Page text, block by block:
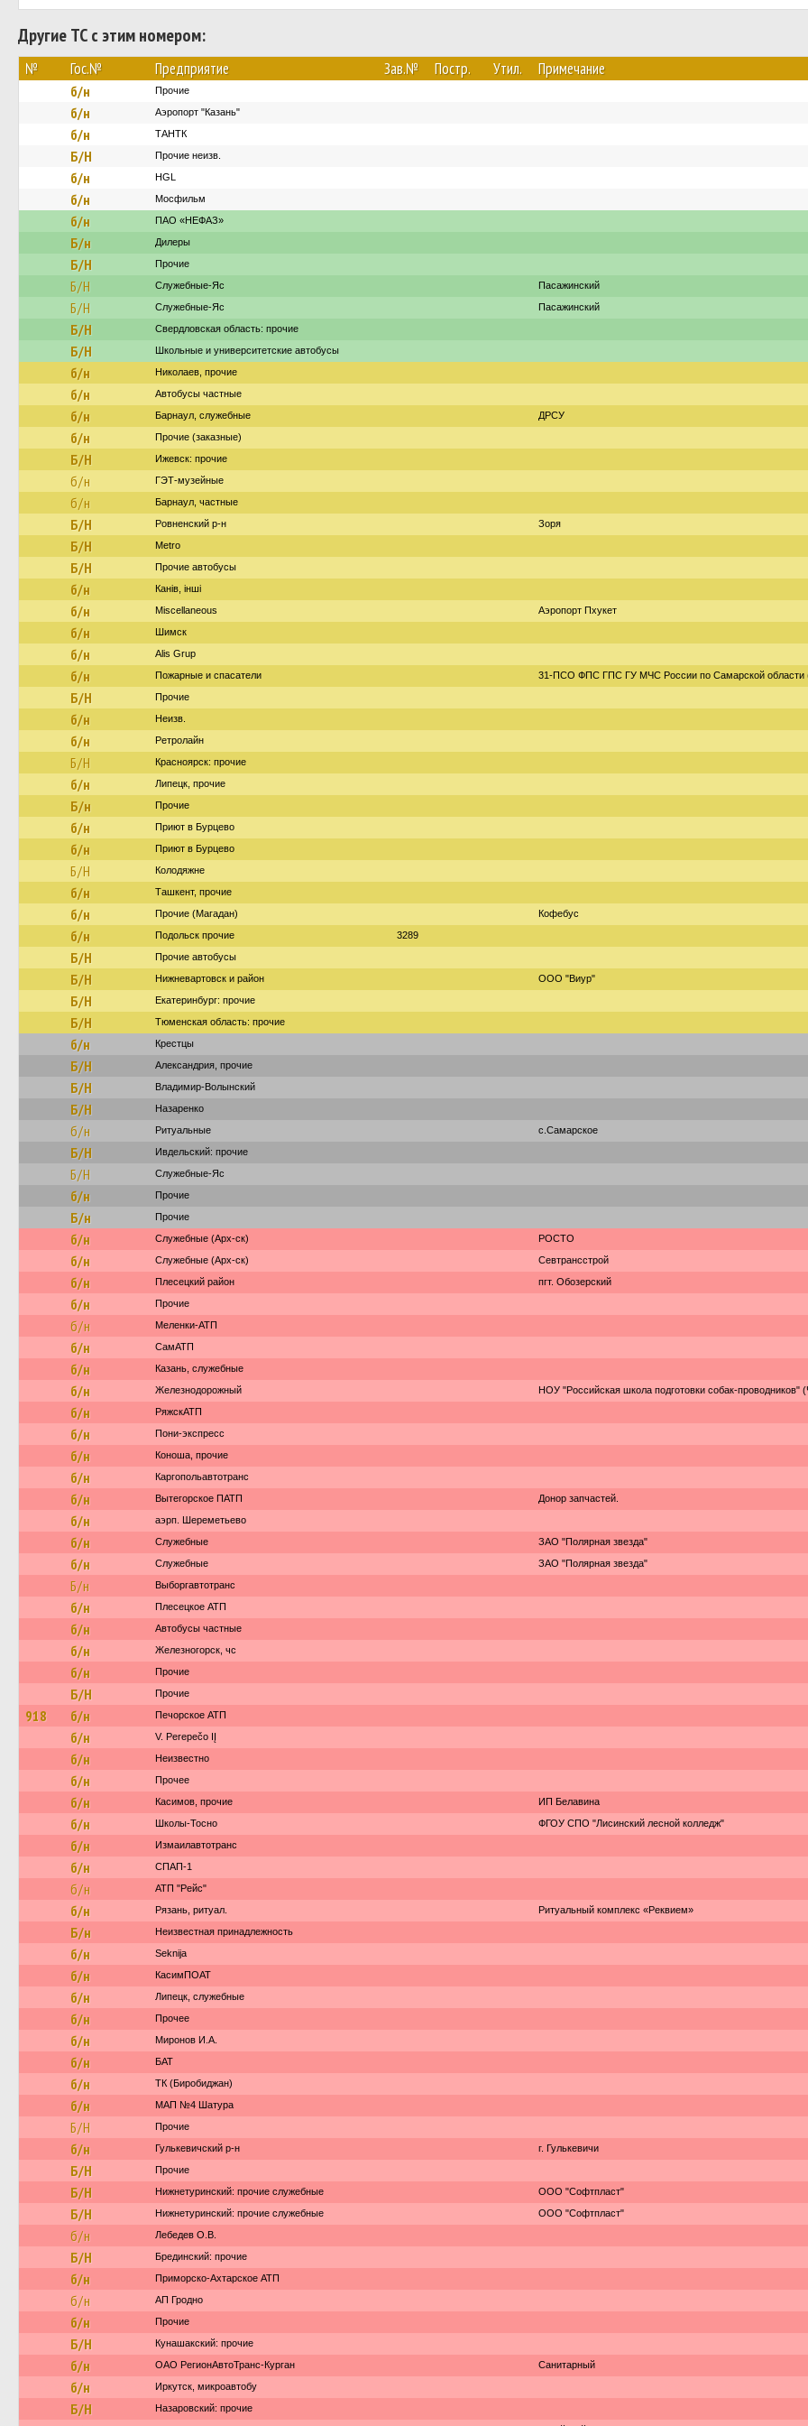
Другие ТС с этим номером:
№ Гос.№ Предприятие Зав.№ Постр. Утил. Примечание
б/н Прочие
б/н Аэропорт "Казань"
б/н ТАНТК
Б/Н Прочие неизв.
б/н HGL
б/н Мосфильм
б/н ПАО «НЕФАЗ»
Б/н Дилеры
Б/Н Прочие
Б/Н Служебные-Яс Пасажинский
Б/Н Служебные-Яс Пасажинский
Б/Н Свердловская область: прочие
Б/Н Школьные и университетские автобусы
б/н Николаев, прочие
б/н Автобусы частные
б/н Барнаул, служебные ДРСУ
б/н Прочие (заказные)
Б/Н Ижевск: прочие
б/н ГЭТ-музейные
б/н Барнаул, частные
Б/Н Ровненский р-н Зоря
Б/Н Metro
Б/Н Прочие автобусы
б/н Канів, інші
б/н Miscellaneous Аэропорт Пхукет
б/н Шимск
б/н Alis Grup
б/н Пожарные и спасатели 31-ПСО ФПС ГПС ГУ МЧС России по Самарской области
Б/Н Прочие
б/н Неизв.
б/н Ретролайн
Б/Н Красноярск: прочие
б/н Липецк, прочие
Б/н Прочие
б/н Приют в Бурцево
б/н Приют в Бурцево
Б/Н Колодяжне
б/н Ташкент, прочие
б/н Прочие (Магадан) Кофебус
б/н Подольск прочие 3289
Б/Н Прочие автобусы
Б/Н Нижневартовск и район ООО "Виур"
Б/Н Екатеринбург: прочие
Б/Н Тюменская область: прочие
б/н Крестцы
Б/Н Александрия, прочие
Б/Н Владимир-Волынский
Б/Н Назаренко
б/н Ритуальные с.Самарское
Б/Н Ивдельский: прочие
Б/Н Служебные-Яс
б/н Прочие
Б/н Прочие
б/н Служебные (Арх-ск) РОСТО
б/н Служебные (Арх-ск) Севтрансстрой
б/н Плесецкий район пгт. Обозерский
б/н Прочие
б/н Меленки-АТП
б/н СамАТП
б/н Казань, служебные
б/н Железнодорожный НОУ "Российская школа подготовки собак-проводников"
б/н РяжскАТП
б/н Пони-экспресс
б/н Коноша, прочие
б/н Каргопольавтотранс
б/н Вытегорское ПАТП Донор запчастей.
б/н аэрп. Шереметьево
б/н Служебные ЗАО "Полярная звезда"
б/н Служебные ЗАО "Полярная звезда"
Б/н Выборгавтотранс
б/н Плесецкое АТП
б/н Автобусы частные
б/н Железногорск, чс
б/н Прочие
Б/Н Прочие
918 б/н Печорское АТП
б/н V. Perepečo IĮ
б/н Неизвестно
б/н Прочее
б/н Касимов, прочие ИП Белавина
б/н Школы-Тосно ФГОУ СПО "Лисинский лесной колледж"
б/н Измаилавтотранс
б/н СПАП-1
б/н АТП "Рейс"
б/н Рязань, ритуал. Ритуальный комплекс «Реквием»
Б/н Неизвестная принадлежность
б/н Seknija
б/н КасимПОАТ
б/н Липецк, служебные
б/н Прочее
б/н Миронов И.А.
б/н БАТ
б/н ТК (Биробиджан)
б/н МАП №4 Шатура
Б/Н Прочие
б/н Гулькевичский р-н г. Гулькевичи
Б/Н Прочие
Б/Н Нижнетуринский: прочие служебные ООО "Софтпласт"
Б/Н Нижнетуринский: прочие служебные ООО "Софтпласт"
б/н Лебедев О.В.
Б/Н Брединский: прочие
б/н Приморско-Ахтарское АТП
б/н АП Гродно
б/н Прочие
Б/Н Кунашакский: прочие
б/н ОАО РегионАвтоТранс-Курган Санитарный
б/н Иркутск, микроавтобу
Б/Н Назаровский: прочие